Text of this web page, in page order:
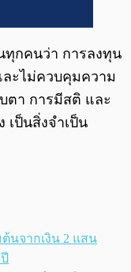
ทุกคนว่า การลงทุน
ละไม่ควบคุมความ
ตา การมีสติ และ
เป็นสิ่งจำเป็น
นจากเงิน 2 แสน